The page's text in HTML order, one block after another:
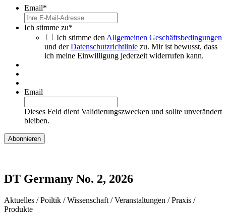
Email*
Ich stimme zu*
Ich stimme den Allgemeinen Geschäftsbedingungen
und derDatenschutzrichtlinie zu. Mir ist bewusst, dass
ich meine Einwilligung jederzeit widerrufen kann.
Email
Dieses Feld dient Validierungszwecken und sollte unverändert
bleiben.
DT Germany No. 2, 2026
Aktuelles / Poiltik / Wissenschaft / Veranstaltungen / Praxis /
Produkte